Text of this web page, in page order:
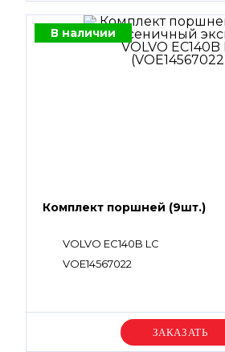
В наличии
Комплект поршней (9шт.)
VOLVO EC140B LC
VOE14567022
Уточняйте цену